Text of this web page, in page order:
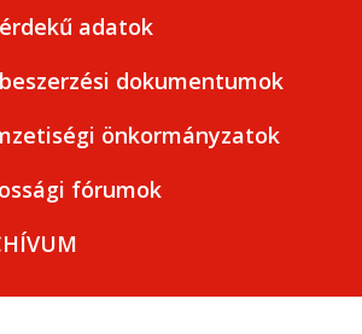
adatok
dokumentumok
önkormányzatok
fórumok